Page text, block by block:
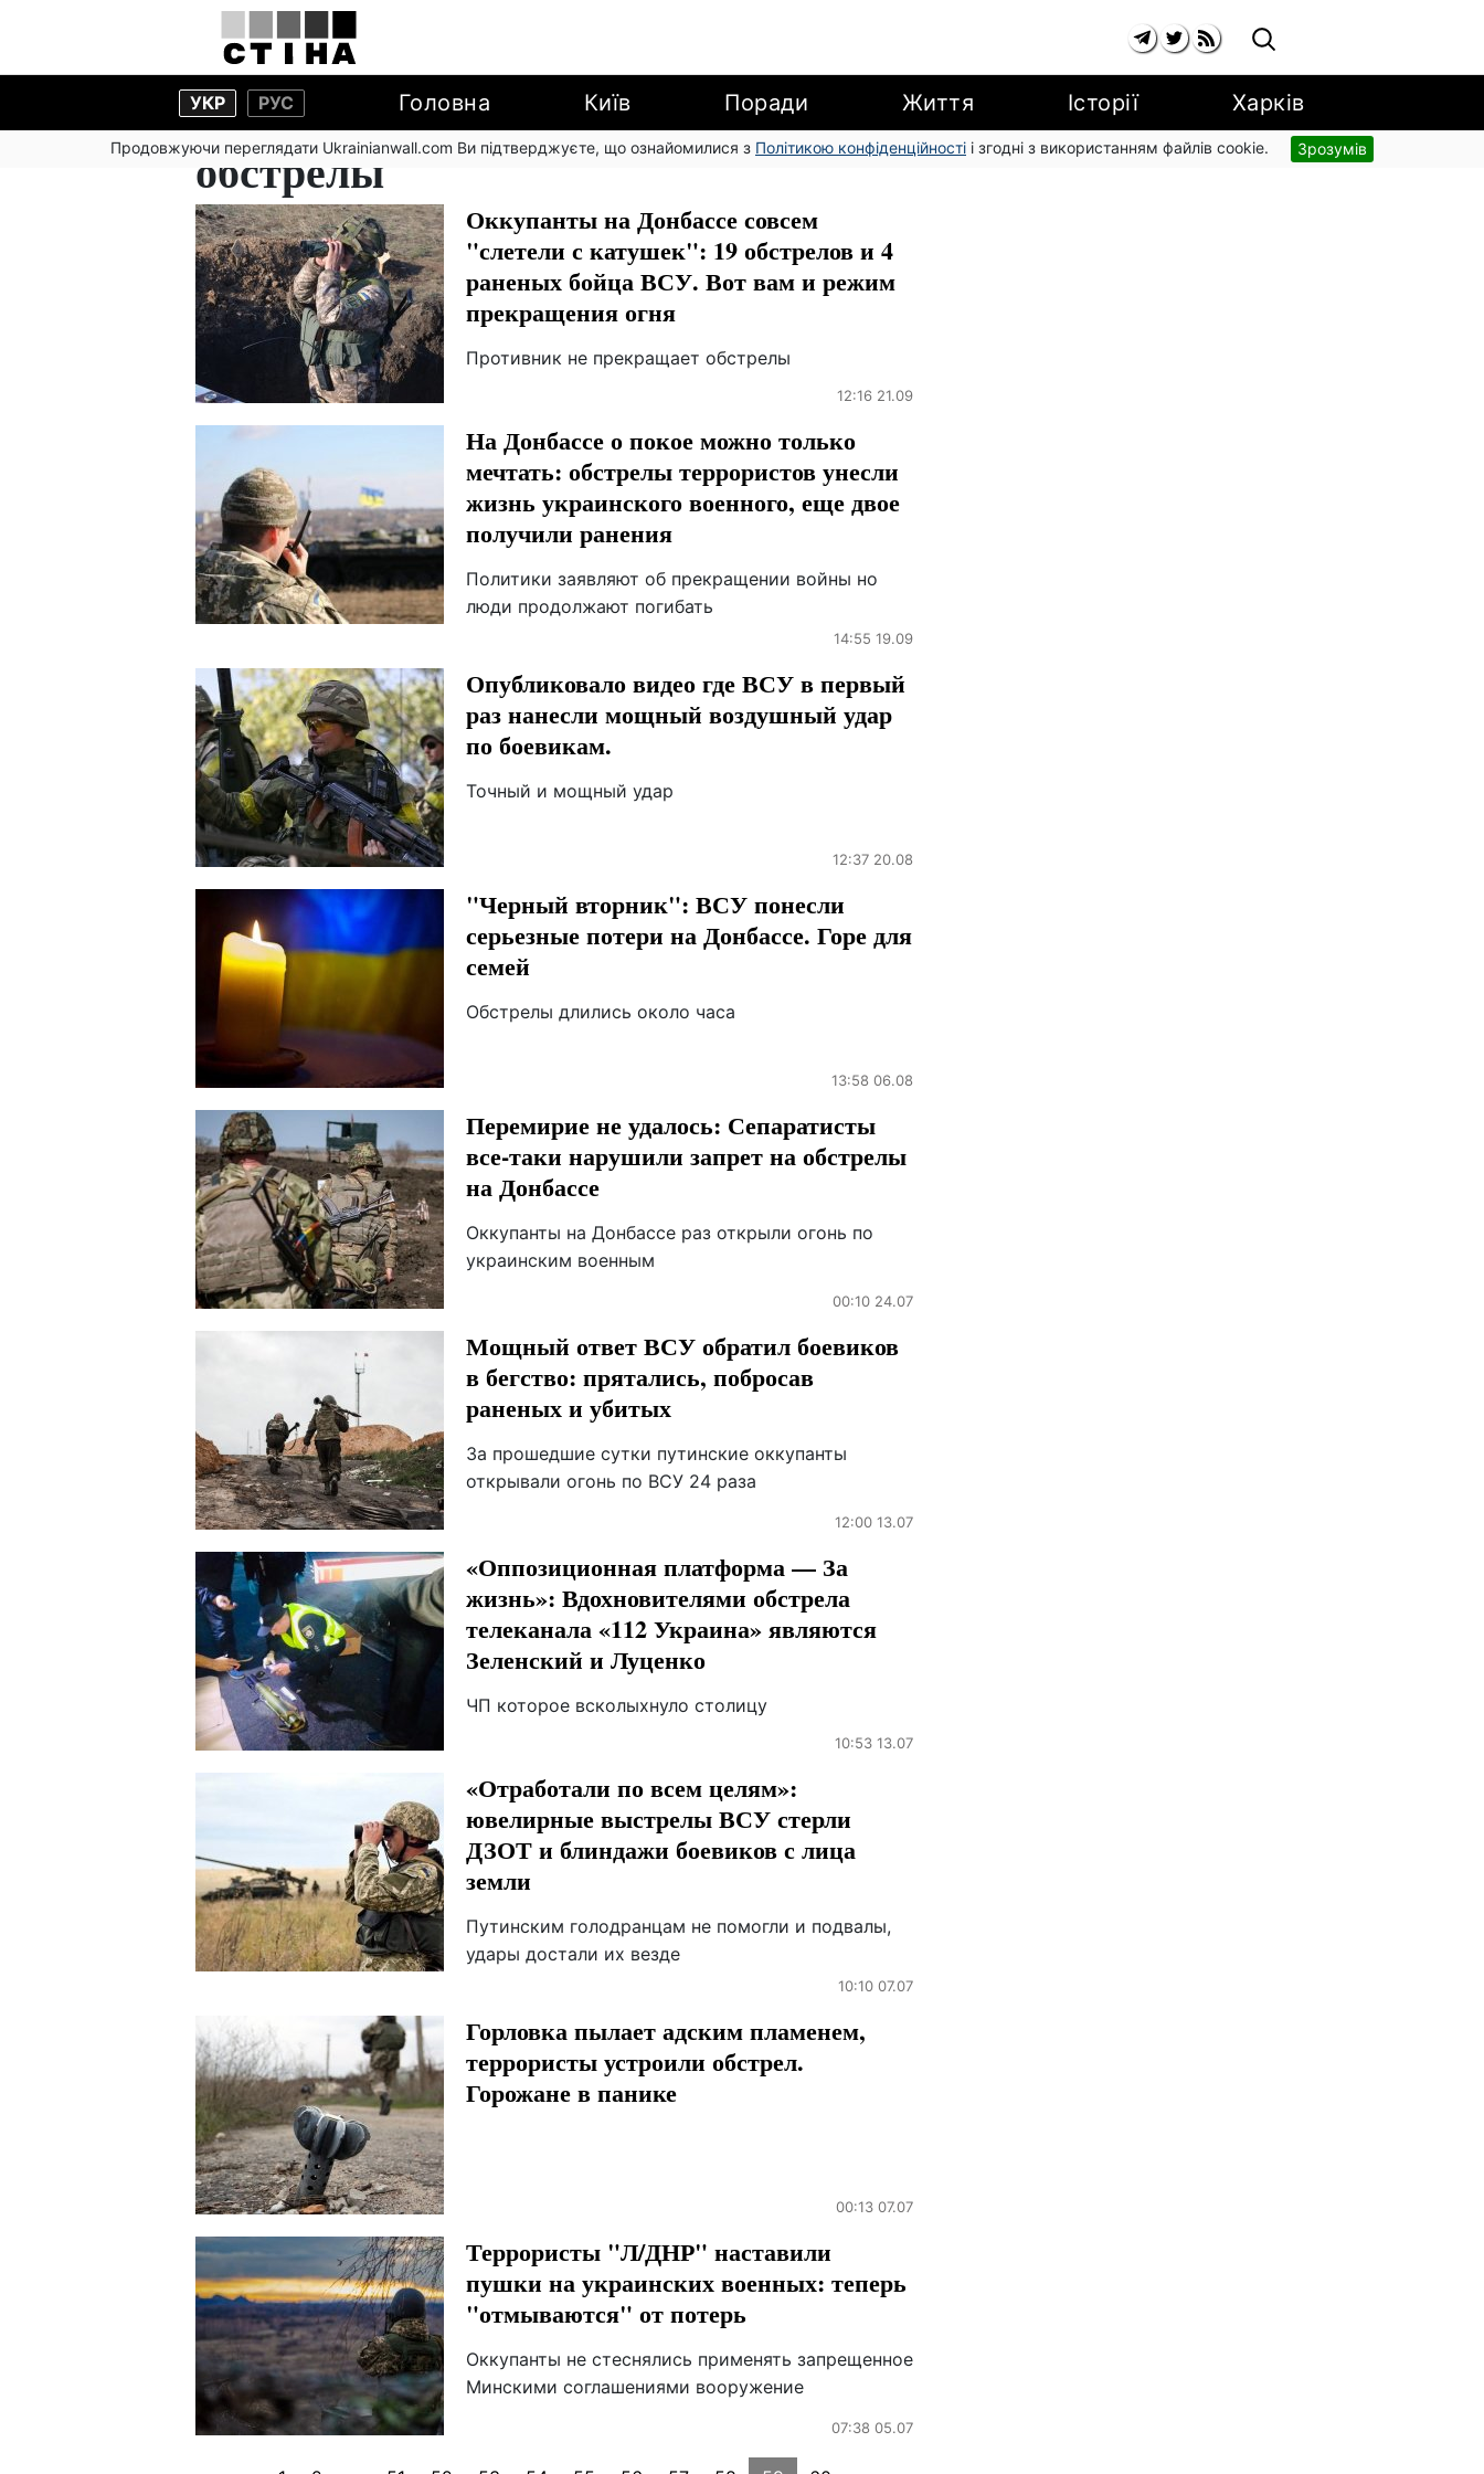
УКР РУС Головна Київ Поради Життя Історії Харків
Продовжуючи переглядати Ukrainianwall.com Ви підтверджуєте, що ознайомилися з Політикою конфіденційності і згодні з використанням файлів cookie. Зрозумів
обстрелы
Оккупанты на Донбассе совсем
"слетели с катушек": 19 обстрелов и 4
раненых бойца ВСУ. Вот вам и режим
прекращения огня
Противник не прекращает обстрелы
12:16 21.09
На Донбассе о покое можно только
мечтать: обстрелы террористов унесли
жизнь украинского военного, еще двое
получили ранения
Политики заявляют об прекращении войны но
люди продолжают погибать
14:55 19.09
Опубликовало видео где ВСУ в первый
раз нанесли мощный воздушный удар
по боевикам.
Точный и мощный удар
12:37 20.08
"Черный вторник": ВСУ понесли
серьезные потери на Донбассе. Горе для
семей
Обстрелы длились около часа
13:58 06.08
Перемирие не удалось: Сепаратисты
все-таки нарушили запрет на обстрелы
на Донбассе
Оккупанты на Донбассе раз открыли огонь по
украинским военным
00:10 24.07
Мощный ответ ВСУ обратил боевиков
в бегство: прятались, побросав
раненых и убитых
За прошедшие сутки путинские оккупанты
открывали огонь по ВСУ 24 раза
12:00 13.07
«Оппозиционная платформа — За
жизнь»: Вдохновителями обстрела
телеканала «112 Украина» являются
Зеленский и Луценко
ЧП которое всколыхнуло столицу
10:53 13.07
«Отработали по всем целям»:
ювелирные выстрелы ВСУ стерли
ДЗОТ и блиндажи боевиков с лица
земли
Путинским голодранцам не помогли и подвалы,
удары достали их везде
10:10 07.07
Горловка пылает адским пламенем,
террористы устроили обстрел.
Горожане в панике
00:13 07.07
Террористы "Л/ДНР" наставили
пушки на украинских военных: теперь
"отмываются" от потерь
Оккупанты не стеснялись применять запрещенное
Минскими соглашениями вооружение
07:38 05.07